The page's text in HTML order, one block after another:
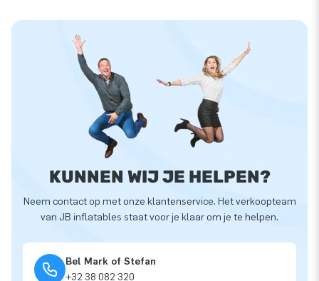
KUNNEN WIJ JE HELPEN?
Neem contact op met onze klantenservice. Het verkoopteam
van JB inflatables staat voor je klaar om je te helpen.
Bel Mark of Stefan
+32 38 082 320